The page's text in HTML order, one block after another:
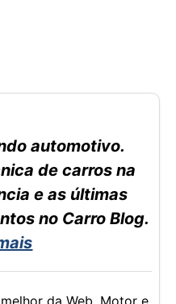
automotivo.
de carros na
e as últimas
no Carro Blog.
da Web, Motor e